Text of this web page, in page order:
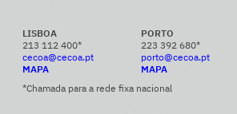
LISBOA
213 112 400*
cecoa@cecoa.pt
MAPA
PORTO
223 392 680*
porto@cecoa.pt
MAPA
*Chamada para a rede fixa nacional